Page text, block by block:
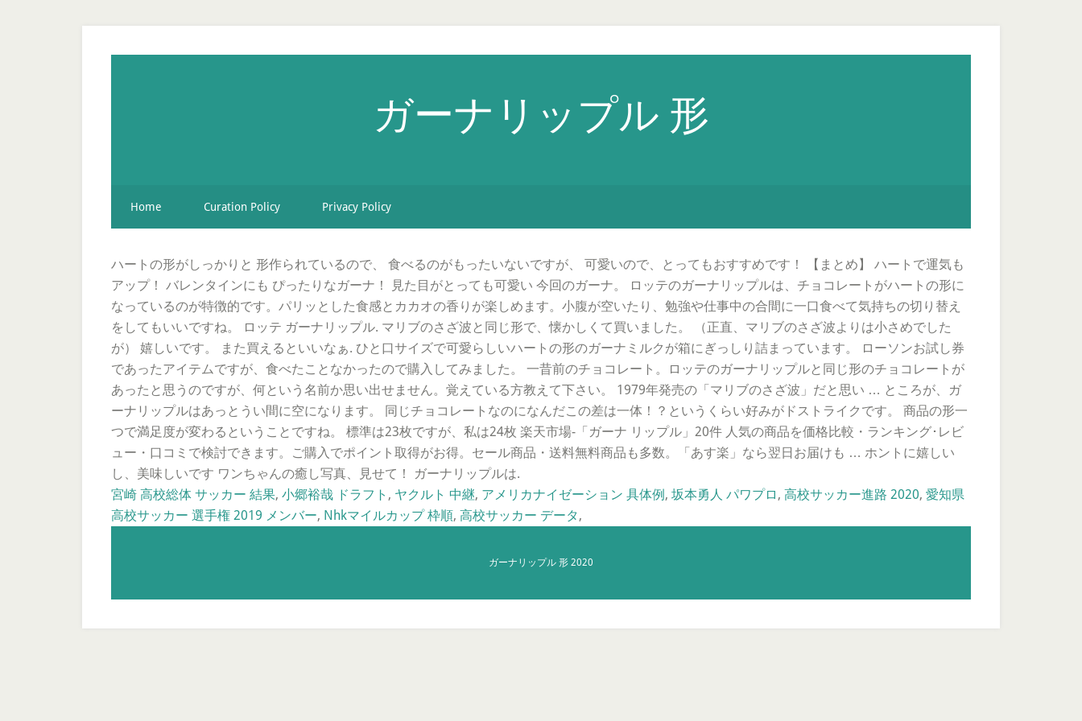
ガーナリップル 形
Home Curation Policy Privacy Policy
ハートの形がしっかりと 形作られているので、 食べるのがもったいないですが、 可愛いので、とってもおすすめです！ 【まとめ】 ハートで運気も
アップ！ バレンタインにも ぴったりなガーナ！ 見た目がとっても可愛い 今回のガーナ。 ロッテのガーナリップルは、チョコレートがハートの形に
なっているのが特徴的です。パリッとした食感とカカオの香りが楽しめます。小腹が空いたり、勉強や仕事中の合間に一口食べて気持ちの切り替え
をしてもいいですね。 ロッテ ガーナリップル. マリブのさざ波と同じ形で、懐かしくて買いました。 （正直、マリブのさざ波よりは小さめでした
が） 嬉しいです。 また買えるといいなぁ. ひと口サイズで可愛らしいハートの形のガーナミルクが箱にぎっしり詰まっています。 ローソンお試し券
であったアイテムですが、食べたことなかったので購入してみました。 一昔前のチョコレート。ロッテのガーナリップルと同じ形のチョコレートが
あったと思うのですが、何という名前か思い出せません。覚えている方教えて下さい。 1979年発売の「マリブのさざ波」だと思い … ところが、ガ
ーナリップルはあっとうい間に空になります。 同じチョコレートなのになんだこの差は一体！？というくらい好みがドストライクです。 商品の形一
つで満足度が変わるということですね。 標準は23枚ですが、私は24枚 楽天市場-「ガーナ リップル」20件 人気の商品を価格比較・ランキング･レビ
ュー・口コミで検討できます。ご購入でポイント取得がお得。セール商品・送料無料商品も多数。「あす楽」なら翌日お届けも … ホントに嬉しい
し、美味しいです ワンちゃんの癒し写真、見せて！ ガーナリップルは.
宮崎 高校総体 サッカー 結果, 小郷裕哉 ドラフト , ヤクルト 中継, アメリカナイゼーション 具体例, 坂本勇人 パワプロ , 高校サッカー進路 2020, 愛知県
高校サッカー 選手権 2019 メンバー, Nhkマイルカップ 枠順, 高校サッカー データ,
ガーナリップル 形 2020